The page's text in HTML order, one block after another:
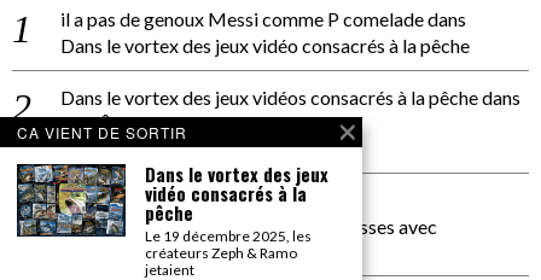
il a pas de genoux Messi comme P comeladedans
Dans le vortex des jeux vidéo consacrés à la pêche
Dans le vortex des jeux vidéos consacrés à la pêchedans
PACÔME THIELLEMENT
La séance d’Hip Gnose
La Patrie
dans
On a parlé Dolce Vita et lutte des classes avec
Bernardino Femminielli
CA VIENT DE SORTIR
Dans le vortex des jeux
vidéo consacrés à la
pêche
Le 19 décembre 2025, les
créateurs Zeph & Ramo
jetaient